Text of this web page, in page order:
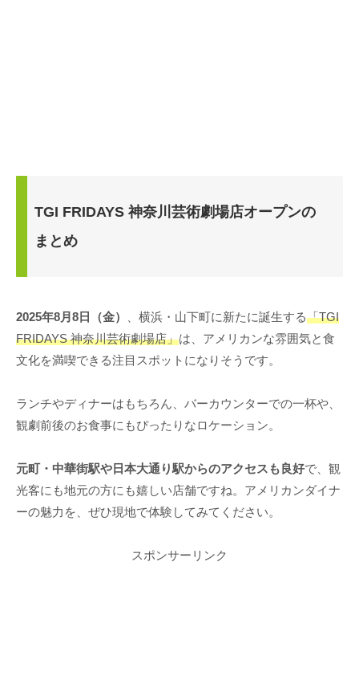
TGI FRIDAYS 神奈川芸術劇場店オープンの
まとめ
2025年8月8日（金） 、横浜・山下町に新たに誕生する「TGI
FRIDAYS 神奈川芸術劇場店」は、アメリカンな雰囲気と食
文化を満喫できる注目スポットになりそうです。
ランチやディナーはもちろん、バーカウンターでの一杯や、
観劇前後のお食事にもぴったりなロケーション。
元町・中華街駅や日本大通り駅からのアクセスも良好で、観
光客にも地元の方にも嬉しい店舗ですね。アメリカンダイナ
ーの魅力を、ぜひ現地で体験してみてください。
スポンサーリンク